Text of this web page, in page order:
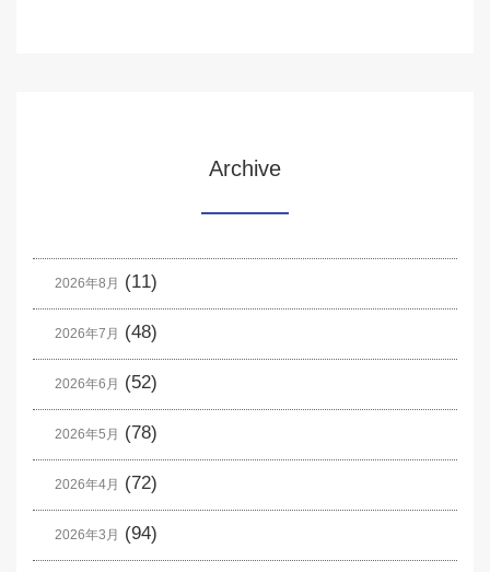
Archive
2026年8月 (11)
2026年7月 (48)
2026年6月 (52)
2026年5月 (78)
2026年4月 (72)
2026年3月 (94)